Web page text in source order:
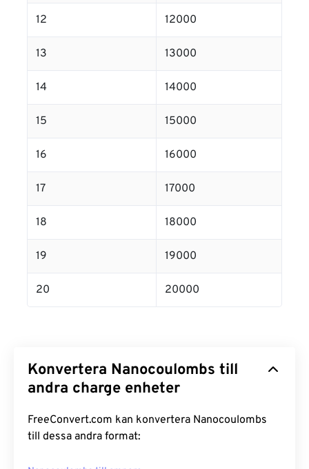
12 12000
13 13000
14 14000
15 15000
16 16000
17 17000
18 18000
19 19000
20 20000
Konvertera Nanocoulombs till
andra charge enheter
FreeConvert.com kan konvertera Nanocoulombs
till dessa andra format: